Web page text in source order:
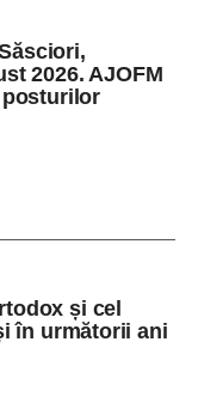
2026. AJOFM
și cel
în următorii ani